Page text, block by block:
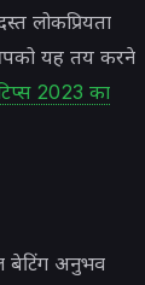
लोकप्रियता
यह तय करने
टिप्स 2023 का
बेटिंग अनुभव